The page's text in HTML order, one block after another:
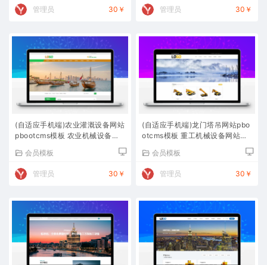
管理员 30￥ 管理员 30￥
(自适应手机端)农业灌溉设备网站
pbootcms模板 农业机械设备网
会员模板
管理员 30￥
(自适应手机端)龙门塔吊网站pbo
otcms模板 重工机械设备网站源
会员模板
管理员 30￥